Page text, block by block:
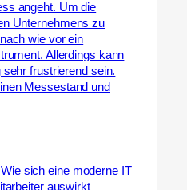
angeht. Um die
Unternehmens zu
wie vor ein
Allerdings kann
frustrierend sein.
Messestand und